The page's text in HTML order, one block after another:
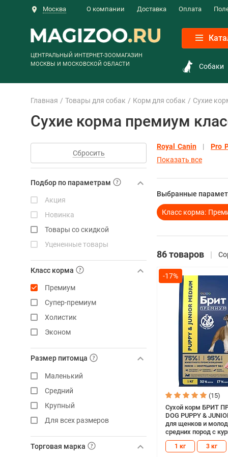
Москва О компании Доставка Оплата
ЦЕНТРАЛЬНЫЙ ИНТЕРНЕТ-ЗООМАГАЗИН
МОСКВЫ И МОСКОВСКОЙ ОБЛАСТИ
Собаки
Главная Товары для собак Корм для собак Сухие
Сухие корма премиум
Сбросить
Подбор по параметрам
Акция
Новинка
Товары со скидкой
Уцененные товары
Класс корма
Премиум
Супер-премиум
Холистик
Эконом
Размер питомца
Маленький
Средний
Крупный
Для всех размеров
Торговая марка
Royal Canin Pro
Показать все
Выбранные
Класс корма:
86 товаров
-17%
(15)
Сухой корм БРИТ
DOG PUPPY &
для щенков и
средних пород с
1 кг 3 кг